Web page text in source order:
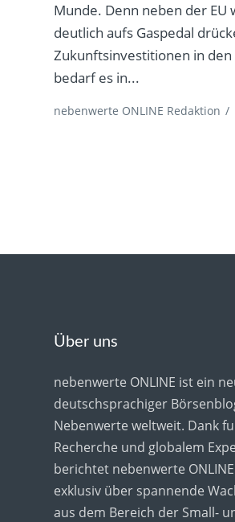
Munde. Denn neben der EU
deutlich aufs Gaspedal
Zukunftsinvestitionen in
bedarf es in...
nebenwerte ONLINE Redaktion /
Über uns
nebenwerte ONLINE ist ein
deutschsprachiger
Nebenwerte weltweit. Dank
Recherche und globalem
berichtet nebenwerte
exklusiv über spannende
aus dem Bereich der Small-